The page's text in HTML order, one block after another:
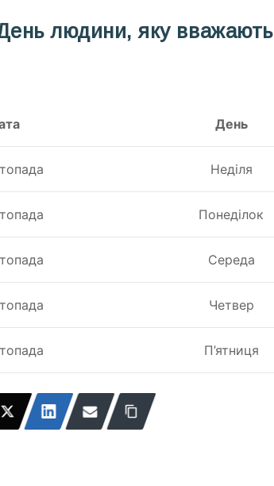
людини, яку вважають
День
Неділя
Понеділок
Середа
Четвер
П’ятниця